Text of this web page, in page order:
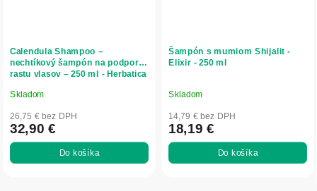
Calendula Shampoo –
nechtíkový šampón na podporu
rastu vlasov – 250 ml - Herbatica
Priemerné
hodnotenie
produktu
je
5,0
Skladom
26,75 € bez DPH
32,90 €
Do košíka
Šampón s mumiom Shijalit -
Elixir - 250 ml
Priemerné
hodnotenie
produktu
je
5,0
Skladom
14,79 € bez DPH
18,19 €
Do košíka